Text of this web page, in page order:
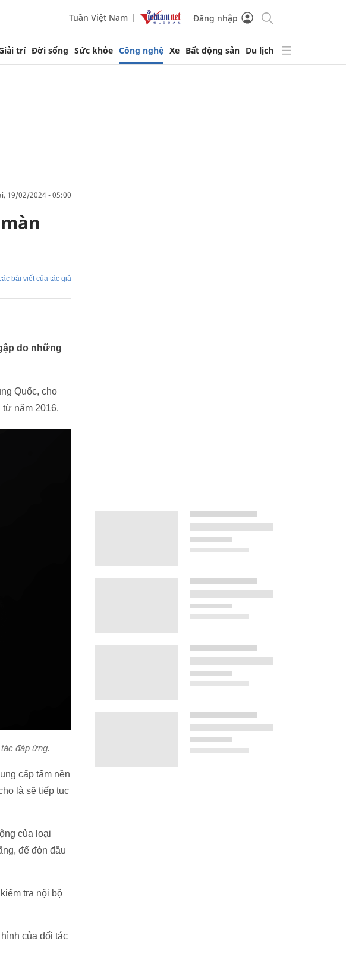
Tuần Việt Nam Đăng nhập
trí Đời sống Sức khỏe Công nghệ Xe Bất động sản Du lịch
19/02/2024 - 05:00
bài viết của tác giả
do những
Quốc, cho
từ năm 2016.
đáp ứng.
cấp tấm nền
là sẽ tiếp tục
của loại
để đón đầu
tra nội bộ
của đối tác